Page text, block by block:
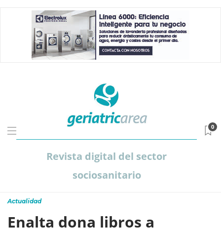
Revista digital del sector
sociosanitario
0
Actualidad
Enalta dona libros a